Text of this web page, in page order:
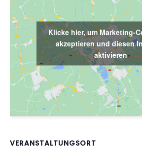
VERANSTALTUNGSORT
Klicke hier, um Marketing-
akzeptieren und diesen
aktivieren